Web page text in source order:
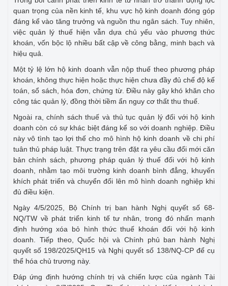
quan trọng của nền kinh tế, khu vực hộ kinh doanh đóng góp
đáng kể vào tăng trưởng và nguồn thu ngân sách. Tuy nhiên,
việc quản lý thuế hiện vẫn dựa chủ yếu vào phương thức
khoán, vốn bộc lộ nhiều bất cập về công bằng, minh bạch và
hiệu quả.
Một tỷ lệ lớn hộ kinh doanh vẫn nộp thuế theo phương pháp
khoán, không thực hiện hoặc thực hiện chưa đầy đủ chế độ kế
toán, sổ sách, hóa đơn, chứng từ. Điều này gây khó khăn cho
công tác quản lý, đồng thời tiềm ẩn nguy cơ thất thu thuế.
Ngoài ra, chính sách thuế và thủ tục quản lý đối với hộ kinh
doanh còn có sự khác biệt đáng kể so với doanh nghiệp. Điều
này vô tình tạo lợi thế cho mô hình hộ kinh doanh về chi phí
tuân thủ pháp luật. Thực trạng trên đặt ra yêu cầu đổi mới căn
bản chính sách, phương pháp quản lý thuế đối với hộ kinh
doanh, nhằm tạo môi trường kinh doanh bình đẳng, khuyến
khích phát triển và chuyển đổi lên mô hình doanh nghiệp khi
đủ điều kiện.
Ngày 4/5/2025, Bộ Chính trị ban hành Nghị quyết số 68-
NQ/TW về phát triển kinh tế tư nhân, trong đó nhấn mạnh
định hướng xóa bỏ hình thức thuế khoán đối với hộ kinh
doanh. Tiếp theo, Quốc hội và Chính phủ ban hành Nghị
quyết số 198/2025/QH15 và Nghị quyết số 138/NQ-CP để cụ
thể hóa chủ trương này.
Đáp ứng định hướng chính trị và chiến lược của ngành Tài